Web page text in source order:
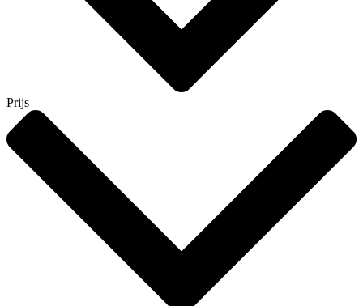
Prijs